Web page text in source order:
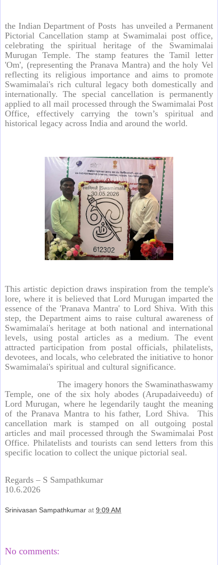
the Indian Department of Posts has unveiled a Permanent
Pictorial Cancellation stamp at Swamimalai post office,
celebrating the spiritual heritage of the Swamimalai
Murugan Temple. The stamp features the Tamil letter
'Om', (representing the Pranava Mantra) and the holy Vel
reflecting its religious importance and aims to promote
Swamimalai's rich cultural legacy both domestically and
internationally. The special cancellation is permanently
applied to all mail processed through the Swamimalai Post
Office, effectively carrying the town’s spiritual and
historical legacy across India and around the world.
This artistic depiction draws inspiration from the temple's
lore, where it is believed that Lord Murugan imparted the
essence of the 'Pranava Mantra' to Lord Shiva. With this
step, the Department aims to raise cultural awareness of
Swamimalai's heritage at both national and international
levels, using postal articles as a medium. The event
attracted participation from postal officials, philatelists,
devotees, and locals, who celebrated the initiative to honor
Swamimalai's spiritual and cultural significance.
The imagery honors the Swaminathaswamy
Temple, one of the six holy abodes (Arupadaiveedu) of
Lord Murugan, where he legendarily taught the meaning
of the Pranava Mantra to his father, Lord Shiva.
This
cancellation mark is stamped on all outgoing postal
articles and mail processed through the Swamimalai Post
Office. Philatelists and tourists can send letters from this
specific location to collect the unique pictorial seal.
Regards – S Sampathkumar
10.6.2026
Srinivasan Sampathkumar at 9:09 AM
No comments: